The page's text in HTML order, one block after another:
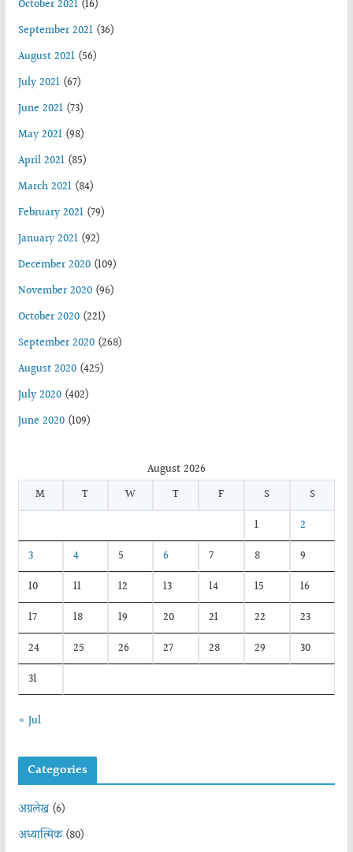
October 2021(16)
September 2021(36)
August 2021(56)
July 2021(67)
June 2021(73)
May 2021(98)
April 2021(85)
March 2021(84)
February 2021(79)
January 2021(92)
December 2020(109)
November 2020(96)
October 2020(221)
September 2020(268)
August 2020(425)
July 2020(402)
June 2020(109)
August 2026
M
T W T F S
S
1
2
3
4 5 6 7 8
9
10
11 12 13 14 15
16
17
18 19 20 21 22
23
24
25 26 27 28 29
30
31
« Jul
Categories
अग्रलेख(6)
अध्यात्मिक(80)